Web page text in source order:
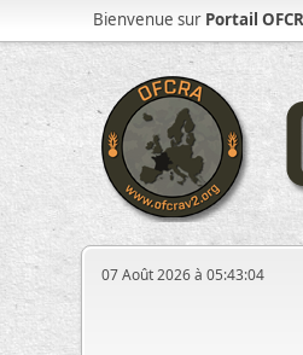
Bienvenue sur Portail
07 Août 2026 à 05:43:04